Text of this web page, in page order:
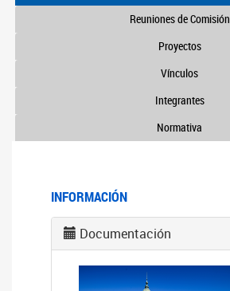
Reuniones de Comisión
Proyectos
Vínculos
Integrantes
Normativa
INFORMACIÓN
Documentación